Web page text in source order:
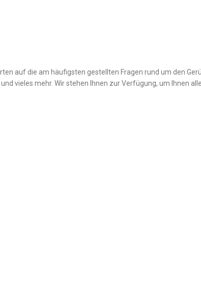
auf die am häufigsten gestellten Fragen rund um den
vieles mehr. Wir stehen Ihnen zur Verfügung, um Ihnen